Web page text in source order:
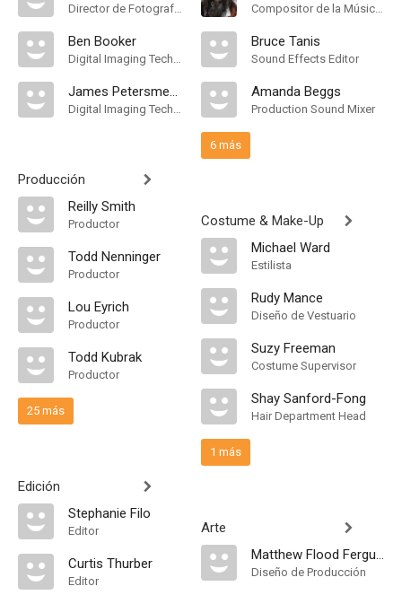
Director de Fotografía, Additional Photography
Ben Booker
Digital Imaging Technician
James Petersmeyer
Digital Imaging Technician
Producción
Reilly Smith
Productor
Todd Nenninger
Productor
Lou Eyrich
Productor
Todd Kubrak
Productor
25 más
Edición
Stephanie Filo
Editor
Curtis Thurber
Editor
Compositor de la Música Original
Bruce Tanis
Sound Effects Editor
Amanda Beggs
Production Sound Mixer
6 más
Costume & Make-Up
Michael Ward
Estilista
Rudy Mance
Diseño de Vestuario
Suzy Freeman
Costume Supervisor
Shay Sanford-Fong
Hair Department Head
1 más
Arte
Matthew Flood Ferguson
Diseño de Producción